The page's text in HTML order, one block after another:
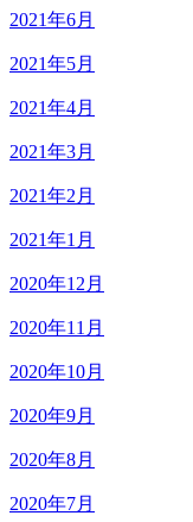
2021年6月
2021年5月
2021年4月
2021年3月
2021年2月
2021年1月
2020年12月
2020年11月
2020年10月
2020年9月
2020年8月
2020年7月